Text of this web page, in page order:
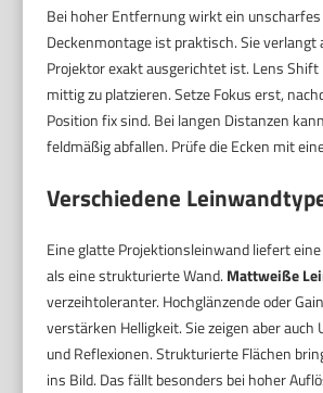
Bei hoher Entfernung wirkt ein unscharfes
Deckenmontage ist praktisch. Sie verlangt
Projektor exakt ausgerichtet ist. Lens
mittig zu platzieren. Setze Fokus erst,
Position fix sind. Bei langen Distanzen
feldmäßig abfallen. Prüfe die Ecken mit
Verschiedene
Eine glatte Projektionsleinwand liefert
als eine strukturierte Wand. Mattweiße
verzeihtoleranter. Hochglänzende oder
verstärken Helligkeit. Sie zeigen aber auch
und Reflexionen. Strukturierte Flächen
ins Bild. Das fällt besonders bei hoher